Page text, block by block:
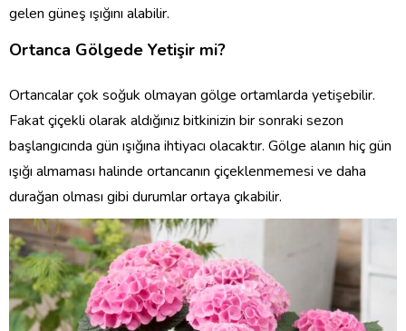
gelen güneş ışığını alabilir.
Ortanca Gölgede Yetişir mi?
Ortancalar çok soğuk olmayan gölge ortamlarda yetişebilir.
Fakat çiçekli olarak aldığınız bitkinizin bir sonraki sezon
başlangıcında gün ışığına ihtiyacı olacaktır. Gölge alanın hiç gün
ışığı almaması halinde ortancanın çiçeklenmemesi ve daha
durağan olması gibi durumlar ortaya çıkabilir.